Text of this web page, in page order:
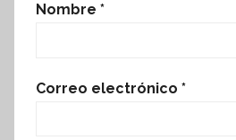
Nombre *
Correo electrónico *